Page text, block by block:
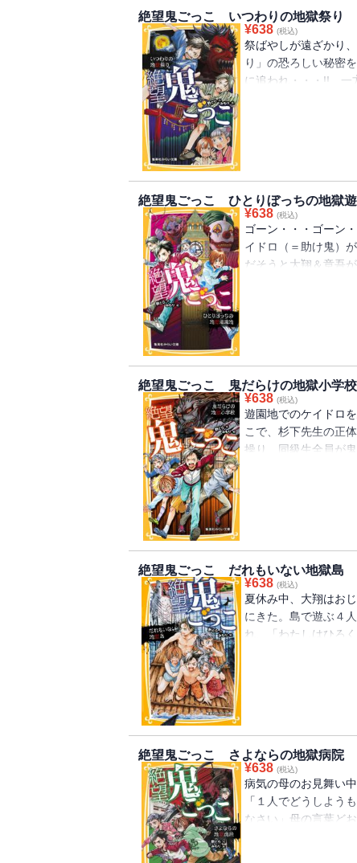
絶望鬼ごっこ いつわりの地獄祭り
¥638 (税込)
祭ばやしが遠ざかり
り」の恐ろしい秘密
に追われ・・・!! 一
学校に帰ってきた。
絶望鬼ごっこ ひとりぼっちの地獄
¥638 (税込)
ゴーン・・・ゴーン
イドロ（＝助け鬼）
だそうと大翔＆章吾
鬼のスキを突いて時
絶望鬼ごっこ 鬼だらけの地獄小学校
¥638 (税込)
遊園地でのケイドロ
こで、杉下先生の正
操り、同級生全員が
こ。鬼だらけの桜ヶ
絶望鬼ごっこ だれもいない地獄島
¥638 (税込)
夏休み中、大翔はお
にきた。島で遊ぶ４
れ、「わたしはひろ
と!? 島で過ごした
絶望鬼ごっこ さよならの地獄病院
¥638 (税込)
病気の母のお見舞い
「１人でどうしよう
なさい」母の言葉ど
いから孤独を感じは